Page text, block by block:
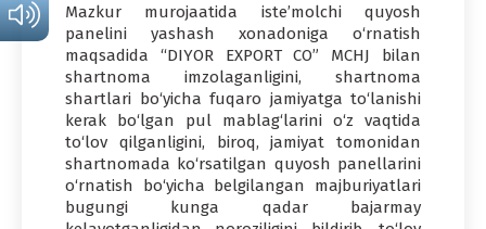
Mazkur murojaatida iste’molchi quyosh
panelini yashash xonadoniga o‘rnatish
maqsadida “DIYOR EXPORT CO” MCHJ bilan
shartnoma imzolaganligini, shartnoma
shartlari bo‘yicha fuqaro jamiyatga to‘lanishi
kerak bo‘lgan pul mablag‘larini o‘z vaqtida
to‘lov qilganligini, biroq, jamiyat tomonidan
shartnomada ko‘rsatilgan quyosh panellarini
o‘rnatish bo‘yicha belgilangan majburiyatlari
bugungi kunga qadar bajarmay